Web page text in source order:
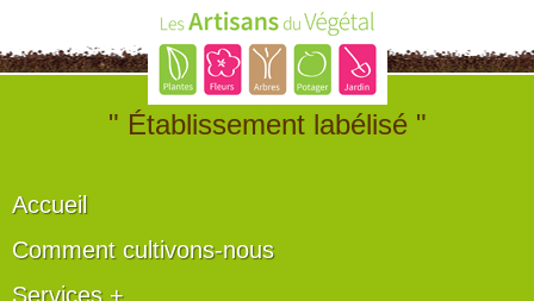
" Établissement labélisé "
Accueil
Comment cultivons-nous
Services +